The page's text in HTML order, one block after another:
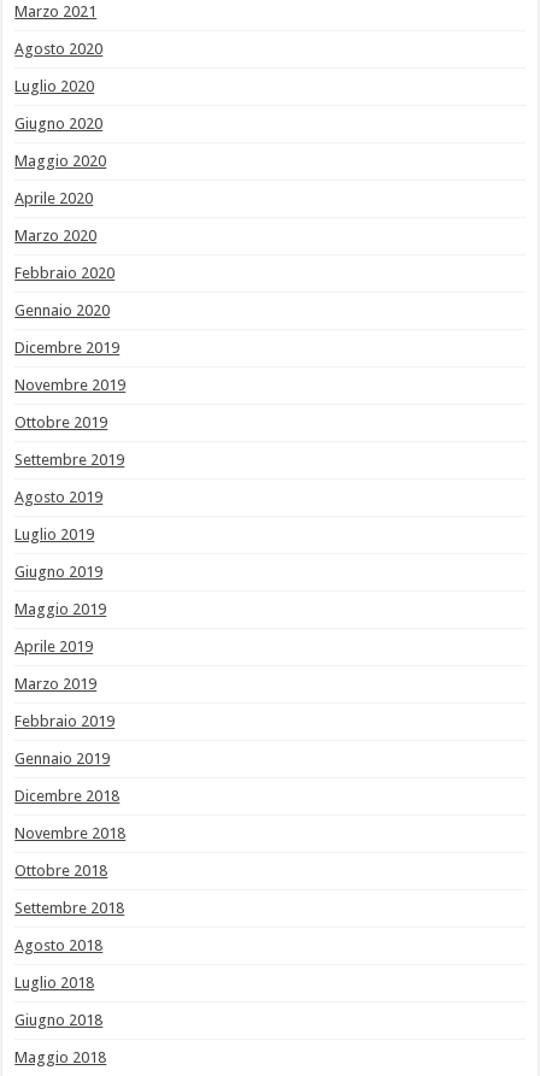
Marzo 2021
Agosto 2020
Luglio 2020
Giugno 2020
Maggio 2020
Aprile 2020
Marzo 2020
Febbraio 2020
Gennaio 2020
Dicembre 2019
Novembre 2019
Ottobre 2019
Settembre 2019
Agosto 2019
Luglio 2019
Giugno 2019
Maggio 2019
Aprile 2019
Marzo 2019
Febbraio 2019
Gennaio 2019
Dicembre 2018
Novembre 2018
Ottobre 2018
Settembre 2018
Agosto 2018
Luglio 2018
Giugno 2018
Maggio 2018